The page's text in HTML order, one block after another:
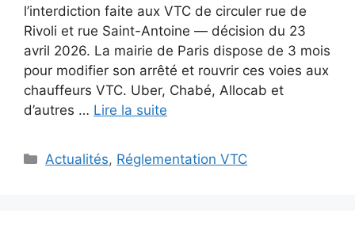
l’interdiction faite aux VTC de circuler rue de
Rivoli et rue Saint-Antoine — décision du 23
avril 2026. La mairie de Paris dispose de 3 mois
pour modifier son arrêté et rouvrir ces voies aux
chauffeurs VTC. Uber, Chabé, Allocab et
d’autres … Lire la suite
Catégories
Actualités, Réglementation VTC